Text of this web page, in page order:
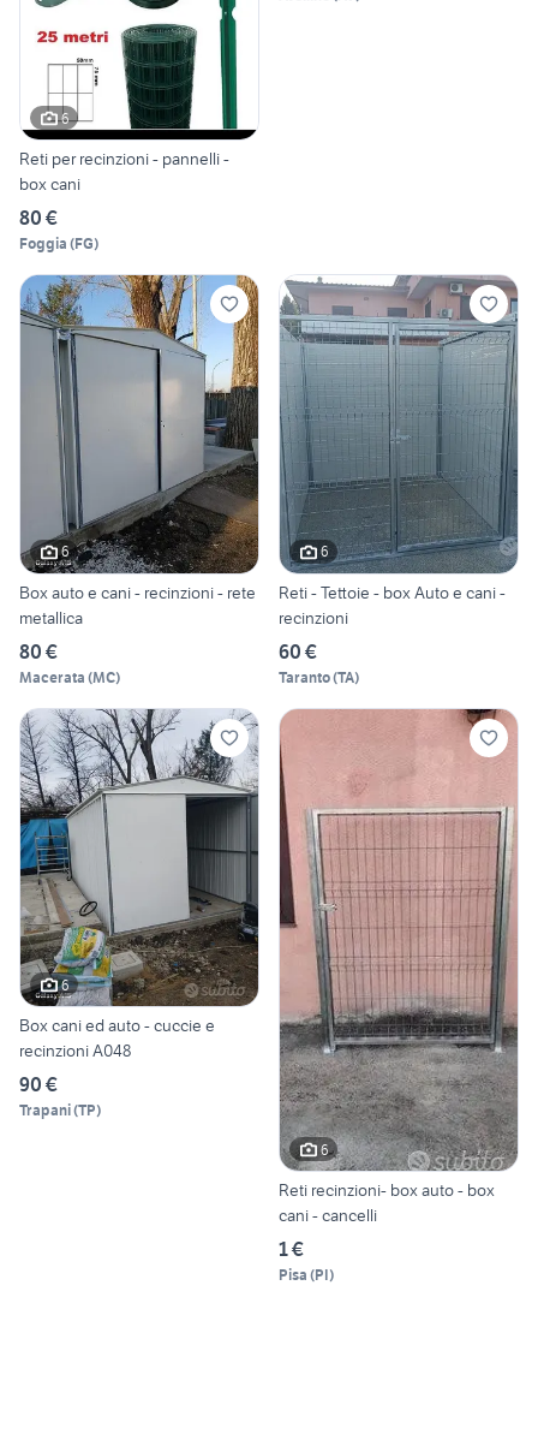
6
Reti per recinzioni - pannelli -
box cani
80 €
Foggia (FG)
6
Box auto e cani - recinzioni - rete
metallica
80 €
Macerata (MC)
6
Reti - Tettoie - box Auto e cani -
recinzioni
60 €
Taranto(TA)
6
Box cani ed auto - cuccie e
recinzioni A048
90 €
Trapani(TP)
6
Reti recinzioni- box auto - box
cani - cancelli
1 €
Pisa (PI)